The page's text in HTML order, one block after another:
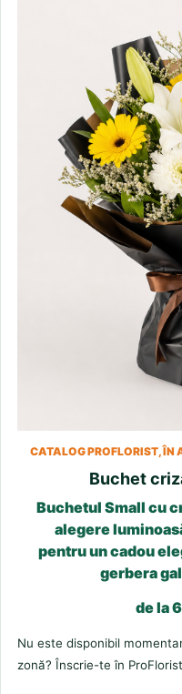
CATALOG PROFLORIST, ÎN
Buchet
Buchetul Small cu
alegere
pentru un cadou
gerbera
de la
Nu este disponibil
zonă? Înscrie-te în